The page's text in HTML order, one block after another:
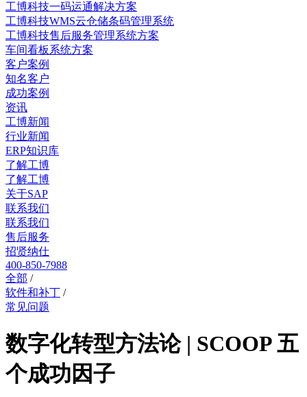
工博科技一码运通解决方案
工博科技WMS云仓储条码管理系统
工博科技售后服务管理系统方案
车间看板系统方案
客户案例
知名客户
成功案例
资讯
工博新闻
行业新闻
ERP知识库
了解工博
了解工博
关于SAP
联系我们
联系我们
售后服务
招贤纳仕
400-850-7988
全部 /
软件和补丁 /
常见问题
数字化转型方法论 | SCOOP 五
个成功因子